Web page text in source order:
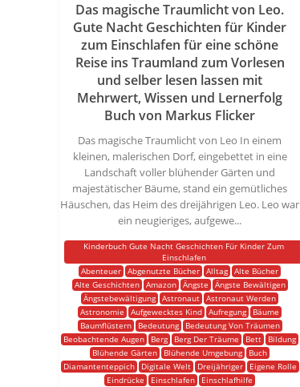
Das magische Traumlicht von Leo.
Gute Nacht Geschichten für Kinder
zum Einschlafen für eine schöne
Reise ins Traumland zum Vorlesen
und selber lesen lassen mit
Mehrwert, Wissen und Lernerfolg
Buch von Markus Flicker
Das magische Traumlicht von Leo In einem
kleinen, malerischen Dorf, eingebettet in eine
Landschaft voller blühender Gärten und
majestätischer Bäume, stand ein gemütliches
Häuschen, das Heim des dreijährigen Leo. Leo war
ein neugieriges, aufgewe...
Kinderbuch Gute Nacht Geschichten Für Kinder Zum
Einschlafen
Abenteuer Abgenutzte Bücher Alltag Alte Bücher
Alte Geschichten
Amazon Ängste
Ängste Bewältigen
Ängstebewältigung Astronaut Astronaut Werden
Astronomie
Aufgewecktes Kind Aufregung
Bäume
Baumflüstern
Bedeutung
Bedeutung Von Träumen
Beobachtende Augen
Berg Berg Der Träume Bett
Bildung
Blühende Gärten
Blühende Umgebung
Buch
Diamantenteppich
Digitale Welt Dreijähriger
Eigene Rolle
Eindrücke
Einschlafen
Einschlafhilfe